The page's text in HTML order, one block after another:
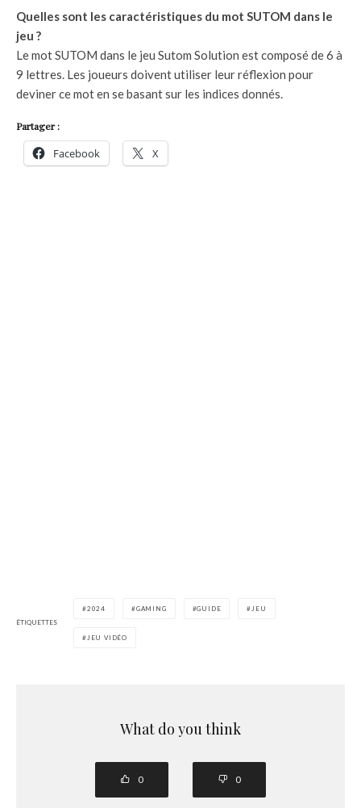
Quelles sont les caractéristiques du mot SUTOM dans le
jeu ?
Le mot SUTOM dans le jeu Sutom Solution est composé de 6 à
9 lettres. Les joueurs doivent utiliser leur réflexion pour
deviner ce mot en se basant sur les indices donnés.
Partager :
Facebook X
ÉTIQUETTES
2024 GAMING GUIDE JEU
JEU VIDÉO
What do you think
0 0